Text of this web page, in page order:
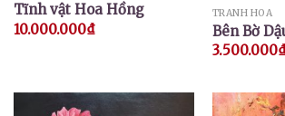
Tĩnh vật Hoa Hồng
10.000.000₫
TRANH HOA
Bên Bờ
3.500.000